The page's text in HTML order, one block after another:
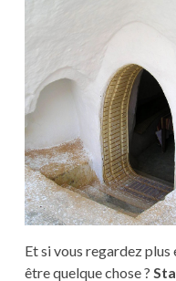
Et si vous regardez
être quelque chose ?